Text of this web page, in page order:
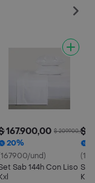
167.900,00 $ 209.900,00
20%
und)
Sab 144h Con Liso
$
Set
Kxl